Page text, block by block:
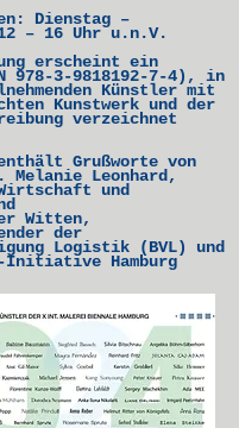
Dienstag –
– 16 Uhr u.n.V.
erscheint ein
978-3-9818192-7-4) , in
Künstler mit
Kunstwerk und der
verzeichnet
Grußworte von
Melanie Leonhard,
und
Witten,
der
Logistik (BVL) und
Hamburg